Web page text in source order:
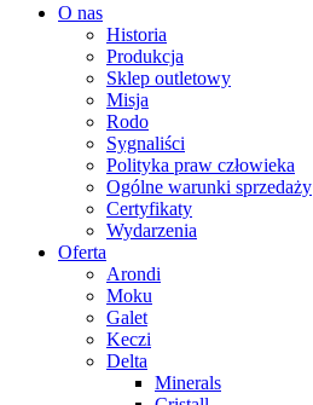
O nas
Historia
Produkcja
Sklep outletowy
Misja
Rodo
Sygnaliści
Polityka praw człowieka
Ogólne warunki sprzedaży
Certyfikaty
Wydarzenia
Oferta
Arondi
Moku
Galet
Keczi
Delta
Minerals